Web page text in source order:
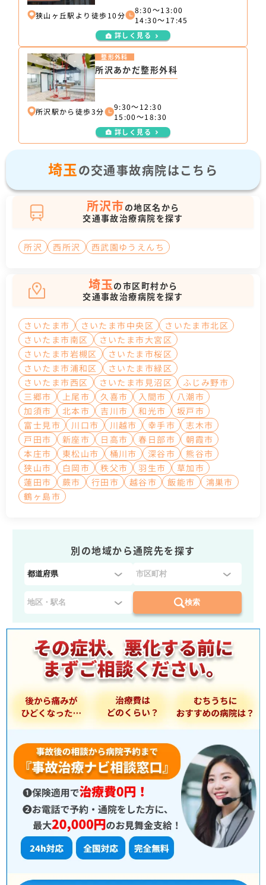
狭山ヶ丘駅より徒歩10分
8:30～13:00
14:30～17:45
詳しく見る
所沢あかだ整形外科
整形外科
所沢駅から徒歩3分
9:30～12:30
15:00～18:30
詳しく見る
埼玉の交通事故病院はこちら
所沢市の地区名から
交通事故治療病院を探す
所沢 西所沢 西武園ゆうえんち
埼玉の市区町村から
交通事故治療病院を探す
さいたま市 さいたま市中央区
さいたま市北区
さいたま市南区
さいたま市大宮区
さいたま市岩槻区
さいたま市桜区
さいたま市浦和区
さいたま市緑区
さいたま市西区
さいたま市見沼区
ふじみ野市
三郷市
上尾市 久喜市 入間市
八潮市
加須市
北本市 吉川市 和光市
坂戸市
富士見市
川口市 川越市 幸手市
志木市
戸田市
新座市 日高市 春日部市
朝霞市
本庄市
東松山市 桶川市 深谷市
熊谷市
狭山市
白岡市 秩父市 羽生市
草加市
蓮田市
蕨市 行田市 越谷市 飯能市
鴻巣市
鶴ヶ島市
別の地域から通院先を探す
都
県
を
選
択
：
検索